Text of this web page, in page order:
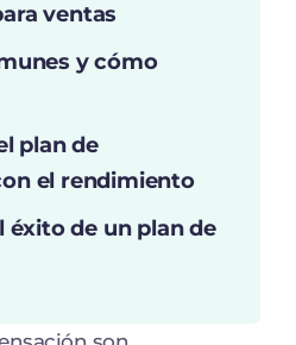
ventas
y cómo
plan de
el rendimiento
éxito de un plan de